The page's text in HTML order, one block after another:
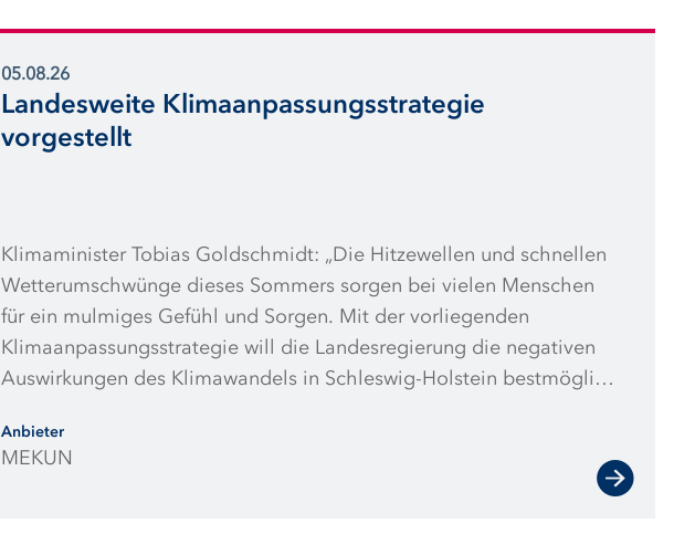
05.08.26
Landesweite Klimaanpassungsstrategie
vorgestellt
Klimaminister Tobias Goldschmidt: „Die Hitzewellen und schnellen
Wetterumschwünge dieses Sommers sorgen bei vielen Menschen
für ein mulmiges Gefühl und Sorgen. Mit der vorliegenden
Klimaanpassungsstrategie will die Landesregierung die negativen
Auswirkungen des Klimawandels in Schleswig-Holstein bestmöglich
Anbieter
MEKUN